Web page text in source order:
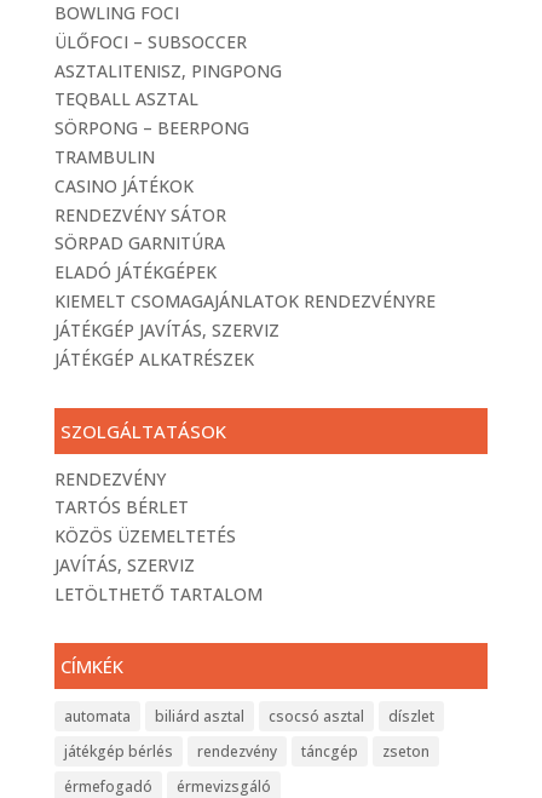
BOWLING FOCI
ÜLŐFOCI – SUBSOCCER
ASZTALITENISZ, PINGPONG
TEQBALL ASZTAL
SÖRPONG – BEERPONG
TRAMBULIN
CASINO JÁTÉKOK
RENDEZVÉNY SÁTOR
SÖRPAD GARNITÚRA
ELADÓ JÁTÉKGÉPEK
KIEMELT CSOMAGAJÁNLATOK RENDEZVÉNYRE
JÁTÉKGÉP JAVÍTÁS, SZERVIZ
JÁTÉKGÉP ALKATRÉSZEK
SZOLGÁLTATÁSOK
RENDEZVÉNY
TARTÓS BÉRLET
KÖZÖS ÜZEMELTETÉS
JAVÍTÁS, SZERVIZ
LETÖLTHETŐ TARTALOM
CÍMKÉK
automata biliárd asztal csocsó asztal
díszlet
játékgép bérlés
rendezvény táncgép
zseton
érmefogadó
érmevizsgáló